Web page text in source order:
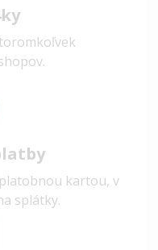
kartou, v
splátky.